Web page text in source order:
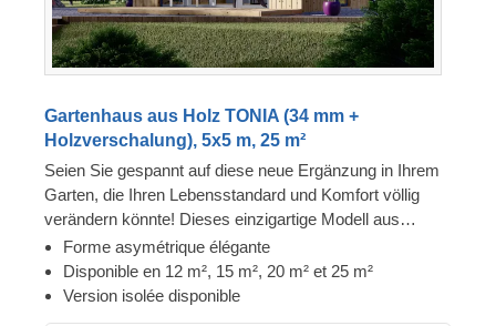
Gartenhaus aus Holz TONIA (34 mm +
Holzverschalung), 5x5 m, 25 m²
Seien Sie gespannt auf diese neue Ergänzung in Ihrem
Garten, die Ihren Lebensstandard und Komfort völlig
verändern könnte! Dieses einzigartige Modell aus
unserer modernen Gartenhauskollektion zeichnet sich
durch ein asymmetrisches Dach, eine trendige
Verkleidung und einen unverwechselbaren modernen
Forme asymétrique élégante
Disponible en 12 m², 15 m², 20 m² et 25 m²
Version isolée disponible